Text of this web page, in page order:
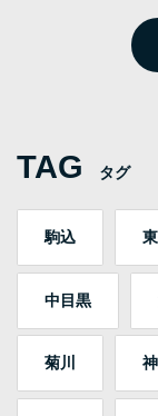
TAG タグ
駒込
中目黒
菊川